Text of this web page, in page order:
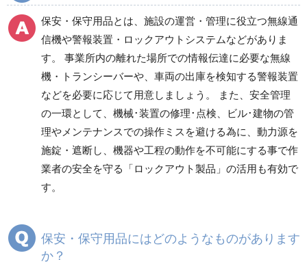
電気保守用品 ワイパー クリーンルーム対策用品
防災グッズ（防災セット） 救急医療品
健康管理器具 季節商品 ウイルス対策用品
商品カテゴリ一覧
無線通信機 危険信号・警報装置
ロックアウトシステム
危険物吸収材（油・酸
ボンベ収納器 その他
保安・保守用品とは、施設の運営・管理に役立つ無線通
信機や警報装置・ロックアウトシステムなどがありま
す。 事業所内の離れた場所での情報伝達に必要な無線
機・トランシーバーや、車両の出庫を検知する警報装置
などを必要に応じて用意しましょう。 また、安全管理
の一環として、機械･装置の修理･点検、ビル･建物の管
理やメンテナンスでの操作ミスを避ける為に、動力源を
施錠・遮断し、機器や工程の動作を不可能にする事で作
業者の安全を守る「ロックアウト製品」の活用も有効で
す。
保安・保守用品にはどのようなものがあります
か？